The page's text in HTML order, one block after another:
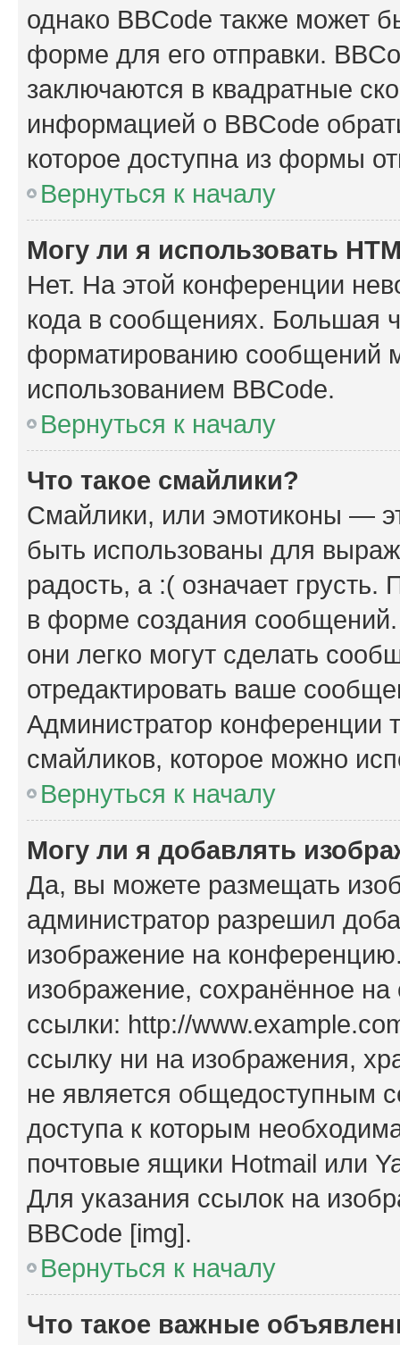
однако BBCode также может
форме для его отправки.
заключаются в квадратные
информацией о BBCode
которое доступна из формы
Вернуться к началу
Могу ли я использовать
Нет. На этой конференции
кода в сообщениях. Большая
форматированию сообщений
использованием BBCode.
Вернуться к началу
Что такое смайлики?
Смайлики, или эмотиконы —
быть использованы для
радость, а :( означает
в форме создания сообщений.
они легко могут сделать
отредактировать ваше
Администратор конференции
смайликов, которое можно
Вернуться к началу
Могу ли я добавлять
Да, вы можете размещать
администратор разрешил
изображение на
изображение, сохранённое
ссылки: http://
ссылку ни на изображения,
не является общедоступным
доступа к которым
почтовые ящики Hotmail или
Для указания ссылок на
BBCode [img].
Вернуться к началу
Что такое важные